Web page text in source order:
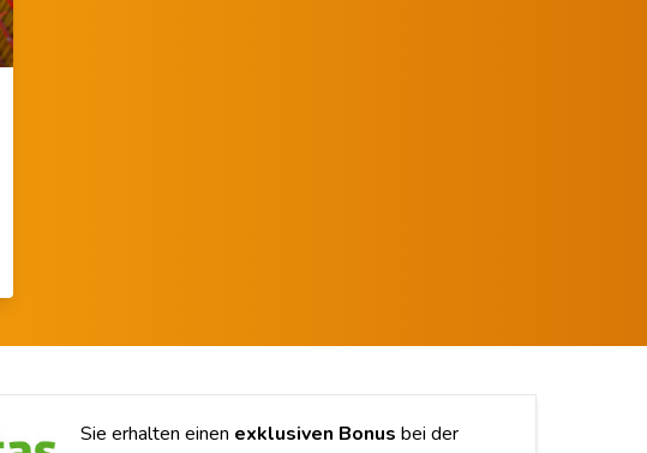
Sie erhalten einen exklusiven Bonus bei der